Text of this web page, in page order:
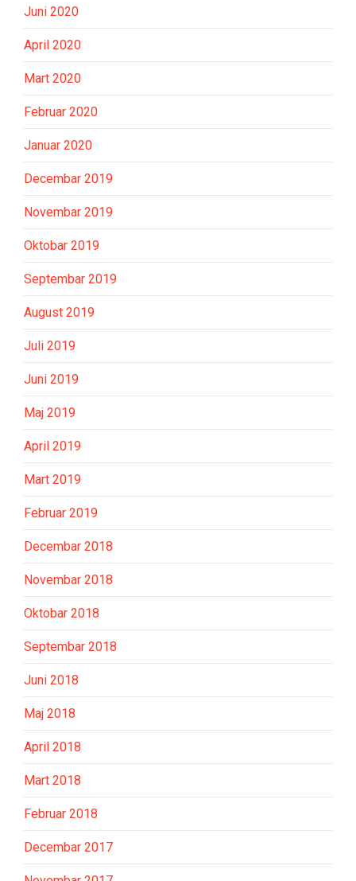
Juni 2020
April 2020
Mart 2020
Februar 2020
Januar 2020
Decembar 2019
Novembar 2019
Oktobar 2019
Septembar 2019
August 2019
Juli 2019
Juni 2019
Maj 2019
April 2019
Mart 2019
Februar 2019
Decembar 2018
Novembar 2018
Oktobar 2018
Septembar 2018
Juni 2018
Maj 2018
April 2018
Mart 2018
Februar 2018
Decembar 2017